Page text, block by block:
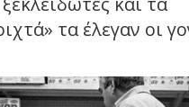
τα έλεγαν οι